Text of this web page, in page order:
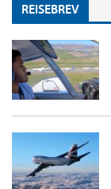
REISEBREV